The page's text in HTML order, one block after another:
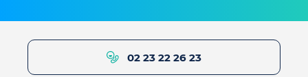
02 23 22 26 23